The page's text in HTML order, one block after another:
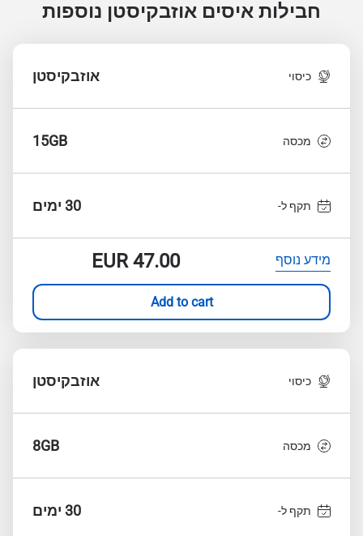
חבילות איסים אוזבקיסטן נוספות
כיסוי אוזבקיסטן
מכסה 15GB
תקף ל- 30 ימים
מידע נוסף EUR47.00
Add to cart
כיסוי אוזבקיסטן
מכסה 8GB
תקף ל- 30 ימים